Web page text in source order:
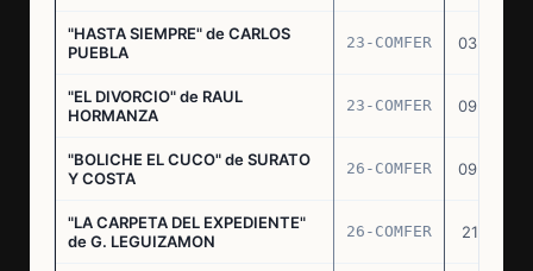
"HASTA SIEMPRE" de CARLOS
PUEBLA
23-COMFER 03.09.75
"EL DIVORCIO" de RAUL
HORMANZA
23-COMFER 09.09.75
"BOLICHE EL CUCO" de SURATO
Y COSTA
26-COMFER 09.09.75
"LA CARPETA DEL EXPEDIENTE"
de G. LEGUIZAMON
26-COMFER 21.10.75